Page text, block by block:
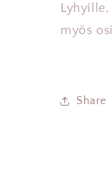
myös
Share